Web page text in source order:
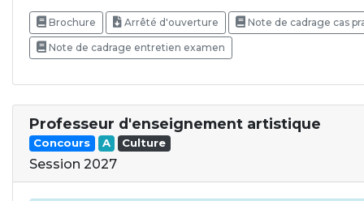
Brochure Arrêté d'ouverture Note de cadrage cas
Note de cadrage entretien examen
Professeur d'enseignement artistique
Concours A Culture
Session 2027